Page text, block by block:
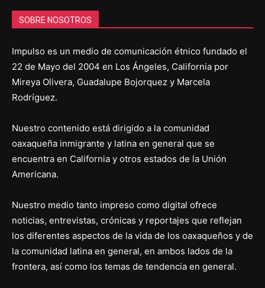
SOBRE NOSOTROS
Impulso es un medio de comunicación étnico fundado el
22 de Mayo del 2004 en Los Ángeles, California por
Mireya Olivera, Guadalupe Bojorquez y Marcela
Rodríguez.
Nuestro contenido está dirigido a la comunidad
oaxaqueña inmigrante y latina en general que se
encuentra en California y otros estados de la Unión
Americana.
Nuestro medio tanto impreso como digital ofrece
noticias, entrevistas, crónicas y reportajes que reflejan
los diferentes aspectos de la vida de los oaxaqueños y de
la comunidad latina en general, en ambos lados de la
frontera, así como los temas de tendencia en general.